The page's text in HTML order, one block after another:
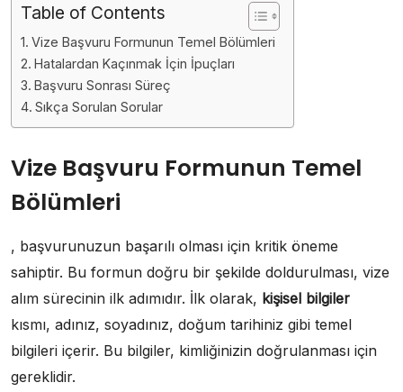
Table of Contents
Vize Başvuru Formunun Temel Bölümleri
Hatalardan Kaçınmak İçin İpuçları
Başvuru Sonrası Süreç
Sıkça Sorulan Sorular
Vize Başvuru Formunun Temel
Bölümleri
, başvurunuzun başarılı olması için kritik öneme
sahiptir. Bu formun doğru bir şekilde doldurulması, vize
alım sürecinin ilk adımıdır. İlk olarak, kişisel bilgiler
kısmı, adınız, soyadınız, doğum tarihiniz gibi temel
bilgileri içerir. Bu bilgiler, kimliğinizin doğrulanması için
gereklidir.